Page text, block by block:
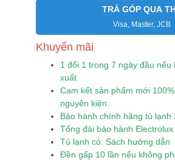
TRẢ GÓP QUA
Visa, Master, JCB
Khuyến mãi
1 đổi 1 trong 7 ngày đầu nếu
xuất
Cam kết sản phẩm mới
nguyên kiện.
Bảo hành chính hãng tủ lạnh
Tổng đài bảo hành
Tủ lạnh có: Sách hướng dẫn
Đền gấp 10 lần nếu không